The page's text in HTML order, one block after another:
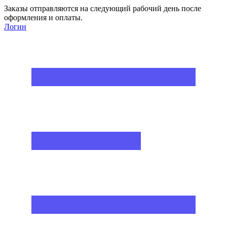
Заказы отправляются на следующий рабочий день после
оформления и оплаты.
Логин